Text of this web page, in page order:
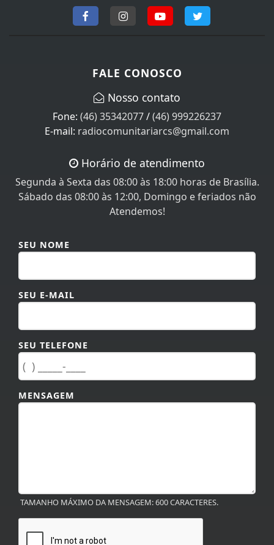
FALE CONOSCO
Nosso contato
Fone: (46) 35342077/(46) 999226237
E-mail: radiocomunitariarcs@gmail.com
Horário de atendimento
Segunda à Sexta das 08:00 às 18:00 horas de Brasília.
Sábado das 08:00 às 12:00, Domingo e feriados não
Atendemos!
SEU NOME
SEU E-MAIL
SEU TELEFONE
MENSAGEM
TAMANHO MÁXIMO DA MENSAGEM: 600 CARACTERES.